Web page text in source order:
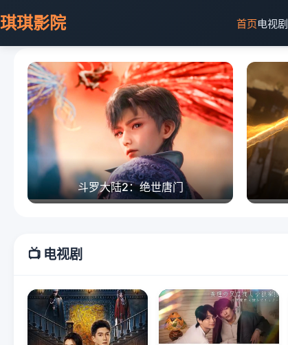
琪琪影院 首页电视剧
斗罗大陆2：绝世唐门
📺 电视剧